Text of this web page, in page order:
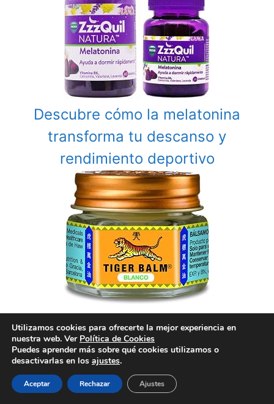
Descubre cómo la melatonina
transforma tu descanso y
rendimiento deportivo
Bienestar Integral: Cómo el Tiger
Balm, las Plantas y los Masajes
Transforman Tu Vida
Utilizamos cookies para ofrecerte la mejor experiencia en
nuestra web. Ver Política de Cookies
Puedes aprender más sobre qué cookies utilizamos o
desactivarlas en los ajustes.
Aceptar Rechazar Ajustes